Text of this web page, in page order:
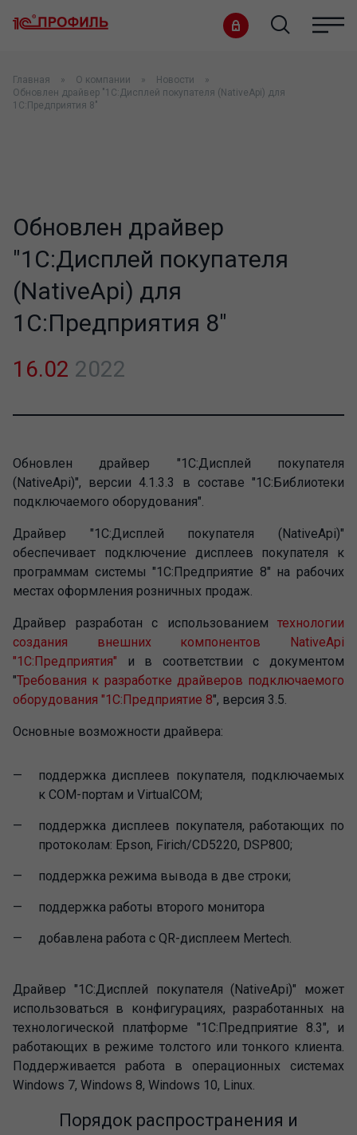
Главная О компании
Новости
Обновлен драйвер "1С:Дисплей покупателя (NativeApi) для
1С:Предприятия 8"
Обновлен драйвер
"1С:Дисплей покупателя
(NativeApi) для
1С:Предприятия 8"
16.02 2022
Обновлен драйвер "1С:Дисплей покупателя
(NativeApi)", версии 4.1.3.3 в составе "1С:Библиотеки
подключаемого оборудования".
Драйвер "1С:Дисплей покупателя (NativeApi)"
обеспечивает подключение дисплеев покупателя к
программам системы "1С:Предприятие 8" на рабочих
местах оформления розничных продаж.
Драйвер разработан с использованием технологии
создания внешних компонентов NativeApi
"1С:Предприятия" и в соответствии с документом
"Требования к разработке драйверов подключаемого
оборудования "1С:Предприятие 8", версия 3.5.
Основные возможности драйвера:
поддержка дисплеев покупателя, подключаемых
к COM-портам и VirtualCOM;
поддержка дисплеев покупателя, работающих по
протоколам: Epson, Firich/CD5220, DSP800;
поддержка режима вывода в две строки;
поддержка работы второго монитора
добавлена работа с QR-дисплеем Mertech.
Драйвер "1С:Дисплей покупателя (NativeApi)" может
использоваться в конфигурациях, разработанных на
технологической платформе "1С:Предприятие 8.3", и
работающих в режиме толстого или тонкого клиента.
Поддерживается работа в операционных системах
Windows 7, Windows 8, Windows 10, Linux.
Порядок распространения и